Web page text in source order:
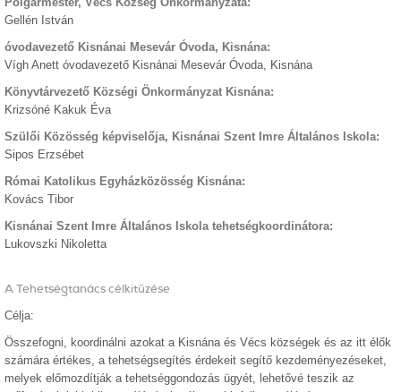
Gellén István
óvodavezető Kisnánai Mesevár Óvoda, Kisnána:
Vígh Anett óvodavezető Kisnánai Mesevár Óvoda, Kisnána
Könyvtárvezető Községi Önkormányzat Kisnána:
Krizsóné Kakuk Éva
Szülői Közösség képviselőja, Kisnánai Szent Imre Általános Iskola:
Sipos Erzsébet
Római Katolikus Egyházközösség Kisnána:
Kovács Tibor
Kisnánai Szent Imre Általános Iskola tehetségkoordinátora:
Lukovszki Nikoletta
A Tehetségtanács célkitűzése
Célja:
Összefogni, koordinálni azokat a Kisnána és Vécs községek és az itt élők
számára értékes, a tehetségsegítés érdekeit segítő kezdeményezéseket,
melyek előmozdítják a tehetséggondozás ügyét, lehetővé teszik az